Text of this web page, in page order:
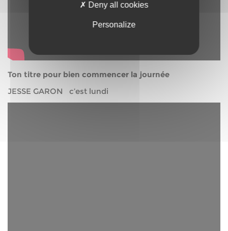
Ton titre pour bien commencer la journée
JESSE GARON c’est lundi
Deny all cookies
Personalize